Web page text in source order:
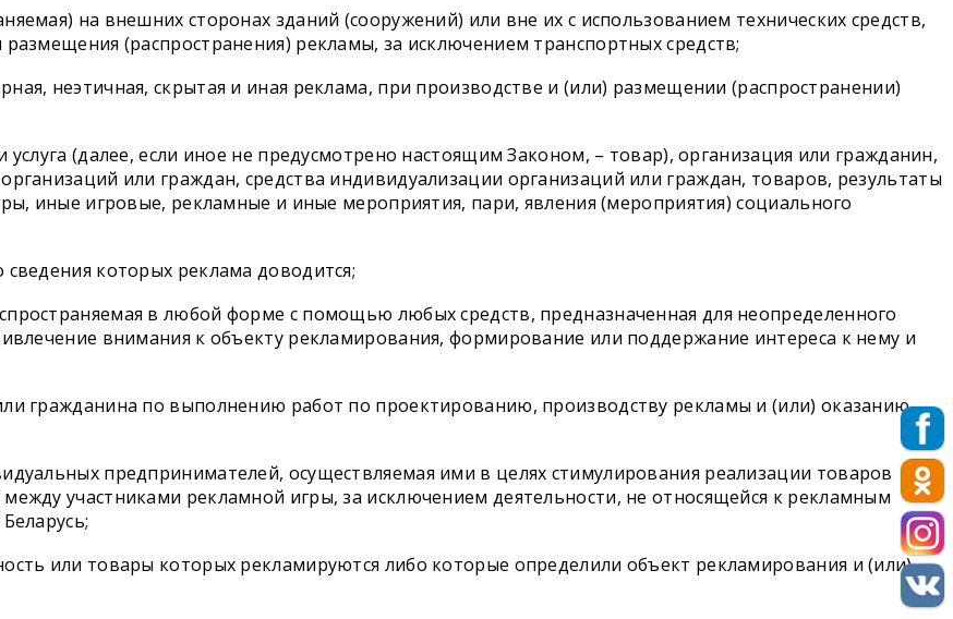
на внешних сторонах зданий (сооружений) или вне их с использованием технических средств,
(распространения) рекламы, за исключением транспортных средств;
неэтичная, скрытая и иная реклама, при производстве и (или) размещении (распространении)
(далее, если иное не предусмотрено настоящим Законом, – товар), организация или гражданин,
или граждан, средства индивидуализации организаций или граждан, товаров, результаты
иные игровые, рекламные и иные мероприятия, пари, явления (мероприятия) социального
которых реклама доводится;
в любой форме с помощью любых средств, предназначенная для неопределенного
внимания к объекту рекламирования, формирование или поддержание интереса к нему и
гражданина по выполнению работ по проектированию, производству рекламы и (или) оказанию
предпринимателей, осуществляемая ими в целях стимулирования реализации товаров
участниками рекламной игры, за исключением деятельности, не относящейся к рекламным
или товары которых рекламируются либо которые определили объект рекламирования и (или)